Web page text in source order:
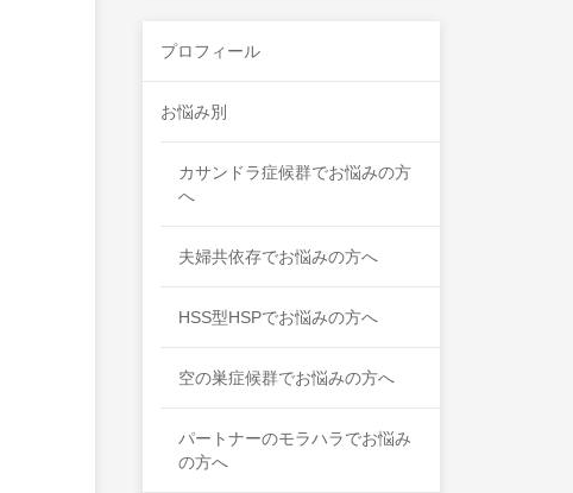
プロフィール
お悩み別
カサンドラ症候群でお悩みの方
へ
夫婦共依存でお悩みの方へ
HSS型HSPでお悩みの方へ
空の巣症候群でお悩みの方へ
パートナーのモラハラでお悩み
の方へ